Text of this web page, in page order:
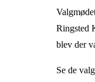
Ringsted
blev der
Se de